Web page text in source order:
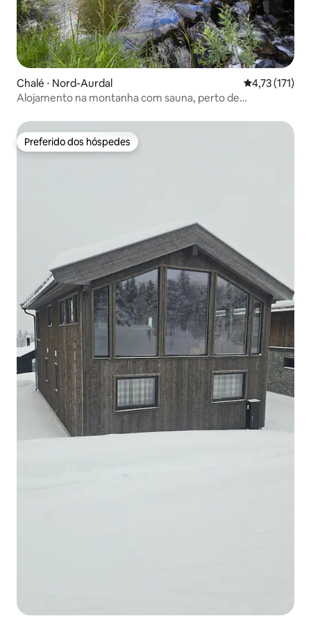
Chalé ⋅ Nord-Aurdal 4,73 de uma
4,73 (171)
Alojamento na montanha com sauna, perto de
Preferido dos hóspedes
Preferido dos hóspedes